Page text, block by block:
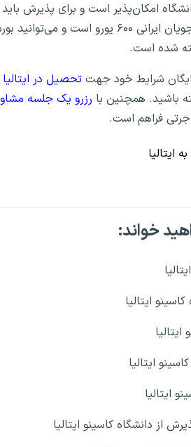
شهریه سالانه دانشگاه برای دانشجویان
شده است.
شرایط‌ خود جهت تحصیل در ایتالیا
باشید. همچنین با رزرو یک جلسه
فراهم است.
ایتالیا
خواند:
ایتالیا
ایتالیا
ایتالیا
از دانشگاه کاسینو ایتالیا